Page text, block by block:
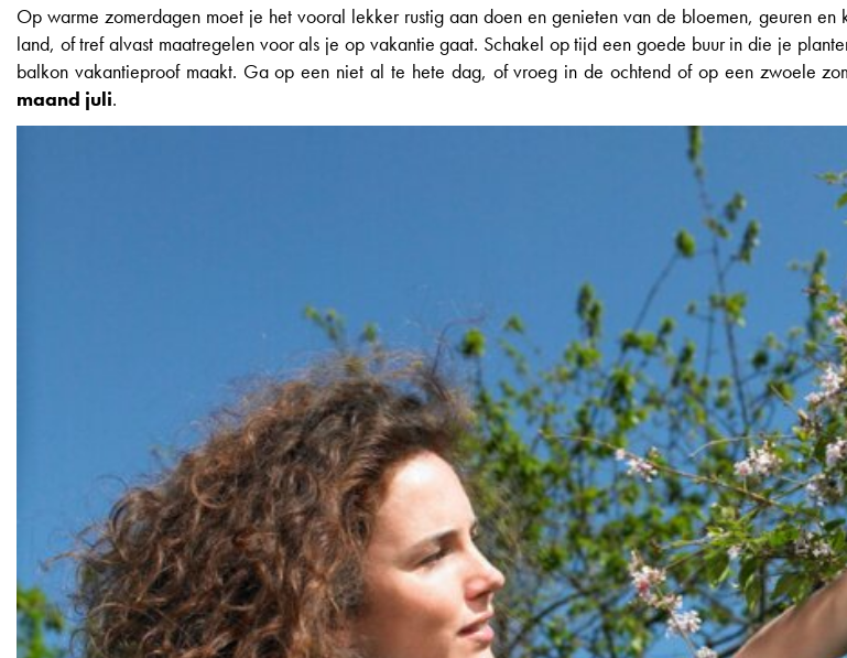
Op warme zomerdagen moet je het vooral lekker rustig aan doen en genieten van de bloemen, geuren
land, of tref alvast maatregelen voor als je op vakantie gaat. Schakel op tijd een goede buur in die je
balkon vakantieproof maakt. Ga op een niet al te hete dag, of vroeg in de ochtend of op een zwoele
maand juli.